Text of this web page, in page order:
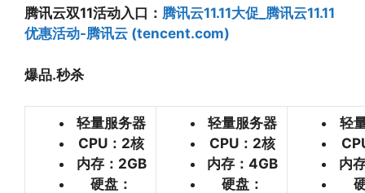
腾讯云双11活动入口： 腾讯云11.11大促_腾讯云11.11
优惠活动-腾讯云 (tencent.com)
爆品.秒杀
轻量服务器
CPU：2核
内存：2GB
硬盘：
轻量服务器
CPU：2核
内存：4GB
硬盘：
轻
内